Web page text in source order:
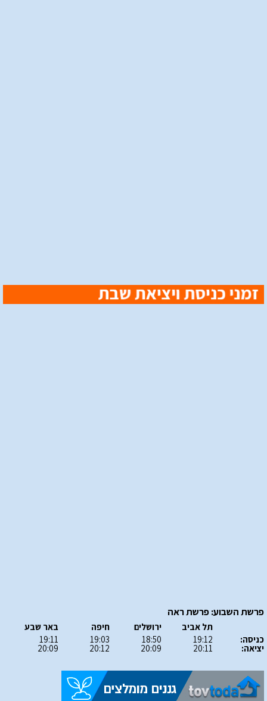
פרשת השבוע: פרשת ראה
כניסה:
יציאה:
תל אביב
19:12
20:11
ירושלים
18:50
20:09
חיפה
19:03
20:12
באר שבע
19:11
20:09